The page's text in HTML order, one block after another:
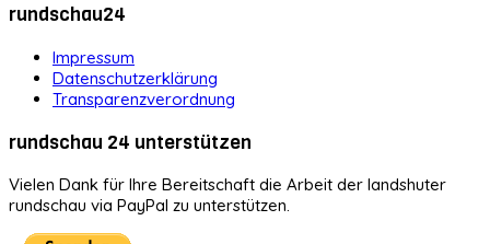
rundschau24
Impressum
Datenschutzerklärung
Transparenzverordnung
rundschau 24 unterstützen
Vielen Dank für Ihre Bereitschaft die Arbeit der landshuter
rundschau via PayPal zu unterstützen.